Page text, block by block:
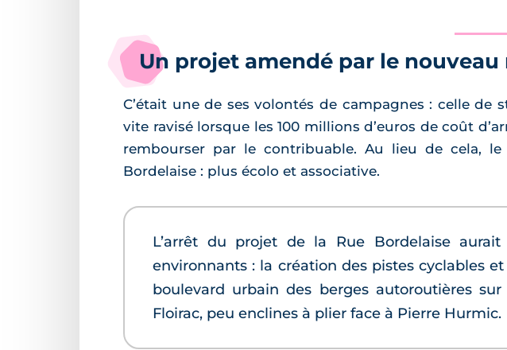
Un projet amendé par le
C’était une de ses volontés de campagnes : celle de
vite ravisé lorsque les 100 millions d’euros de coût
rembourser par le contribuable. Au lieu de cela,
Bordelaise : plus écolo et associative.
L’arrêt du projet de la Rue Bordelaise
environnants : la création des pistes cyclables
boulevard urbain des berges autoroutières
Floirac, peu enclines à plier face à Pierre Hurmic.